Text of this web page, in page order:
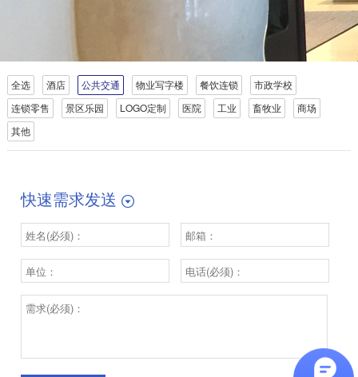
全选 酒店 公共交通 物业写字楼 餐饮连锁
市政学校
连锁零售
景区乐园 LOGO定制 医院 工业 畜牧业
商场
其他
快速需求发送